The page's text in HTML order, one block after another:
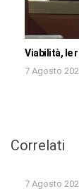
Viabilità, le
7 Agosto
Correlati
7 Agosto